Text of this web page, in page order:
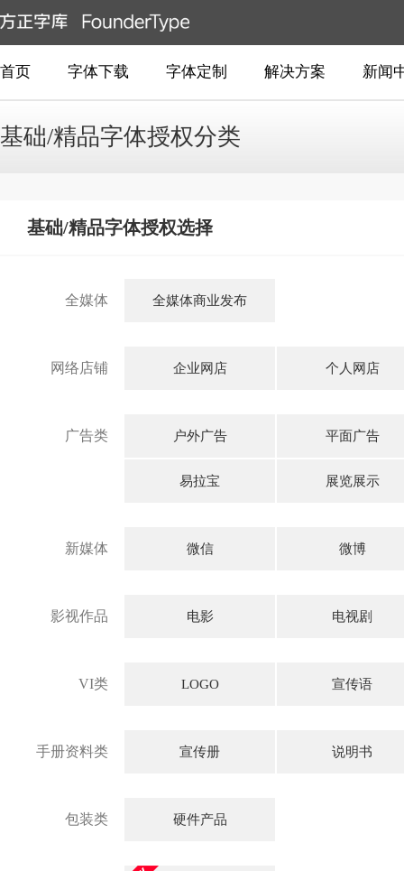
首页 字体下载 字体定制 解决方案 新闻
基础/精品字体授权分类
基础/精品字体授权选择
全媒体 全媒体商业发布
网络店铺 企业网店 个人网店
广告类 户外广告 平面广告
易拉宝 展览展示
新媒体 微信 微博
影视作品 电影 电视剧
VI类 LOGO 宣传语
手册资料类 宣传册 说明书
包装类 硬件产品